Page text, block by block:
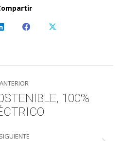
Share
Facebook
Share
X
ANTERIOR
Publicación
anterior:
100%
SIGUIENTE